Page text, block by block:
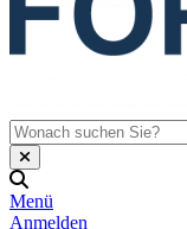
Menü
Anmelden